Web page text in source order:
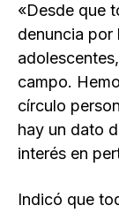
«Desde que
denuncia por
campo.
círculo
hay un dato
interés en
Indicó que